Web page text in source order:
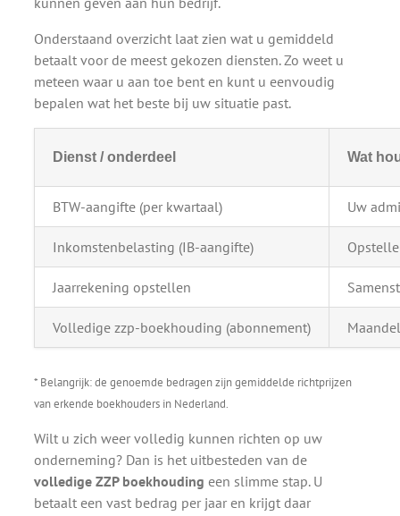
Onderstaand overzicht laat zien wat u gemiddeld
betaalt voor de meest gekozen diensten. Zo weet u
meteen waar u aan toe bent en kunt u eenvoudig
bepalen wat het beste bij uw situatie past.
Dienst / onderdeel Wat
BTW-aangifte (per kwartaal) Uw
Inkomstenbelasting (IB-aangifte)
Jaarrekening opstellen
Volledige zzp-boekhouding (abonnement)
* Belangrijk: de genoemde bedragen zijn gemiddelde richtprijzen
van erkende boekhouders in Nederland.
Wilt u zich weer volledig kunnen richten op uw
onderneming? Dan is het uitbesteden van de
volledige ZZP boekhouding een slimme stap. U
betaalt een vast bedrag per jaar en krijgt daar